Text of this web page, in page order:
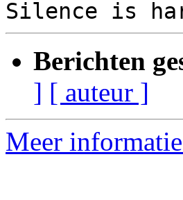
Berichten
] [ auteur ]
Meer